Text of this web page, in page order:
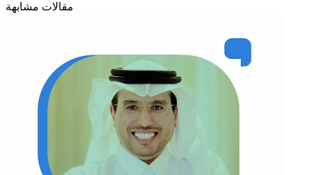
مقالات مشابهة